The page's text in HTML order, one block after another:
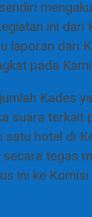
ini dari
laporan dari
pada
Kades
suara terkait
satu hotel di
tegas
ini ke